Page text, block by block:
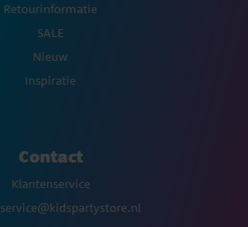
Retourinformatie
SALE
Nieuw
Inspiratie
Contact
Klantenservice